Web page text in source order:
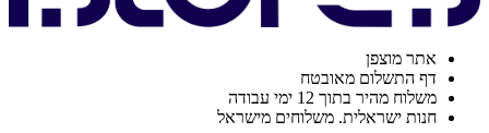
אתר מוצפן
דף התשלום מאובטח
משלוח מהיר בתוך 12 ימי עבודה
חנות ישראלית. משלוחים מישראל